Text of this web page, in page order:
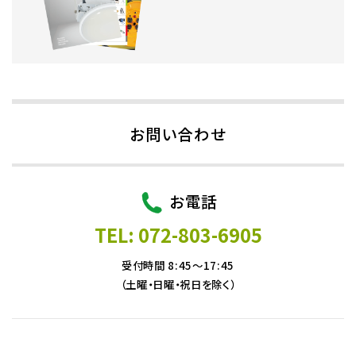
お問い合わせ
お電話
TEL: 072-803-6905
受付時間 8:45～17:45
（土曜・日曜・祝日を除く）